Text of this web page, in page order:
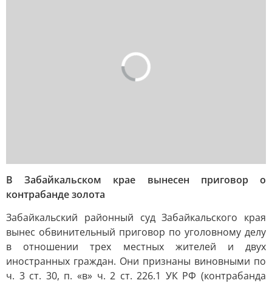
В Забайкальском крае вынесен приговор о
контрабанде золота
Забайкальский районный суд Забайкальского края
вынес обвинительный приговор по уголовному делу
в отношении трех местных жителей и двух
иностранных граждан. Они признаны виновными по
ч. 3 ст. 30, п. «в» ч. 2 ст. 226.1 УК РФ (контрабанда